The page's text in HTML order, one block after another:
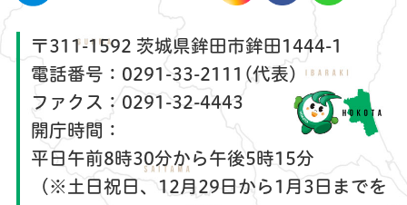
〒311-1592 茨城県鉾田市鉾田1444-1
電話番号： 0291-33-2111(代表)
ファクス： 0291-32-4443
開庁時間：
平日午前8時30分から午後5時15分
（※土日祝日、12月29日から1月3日までを